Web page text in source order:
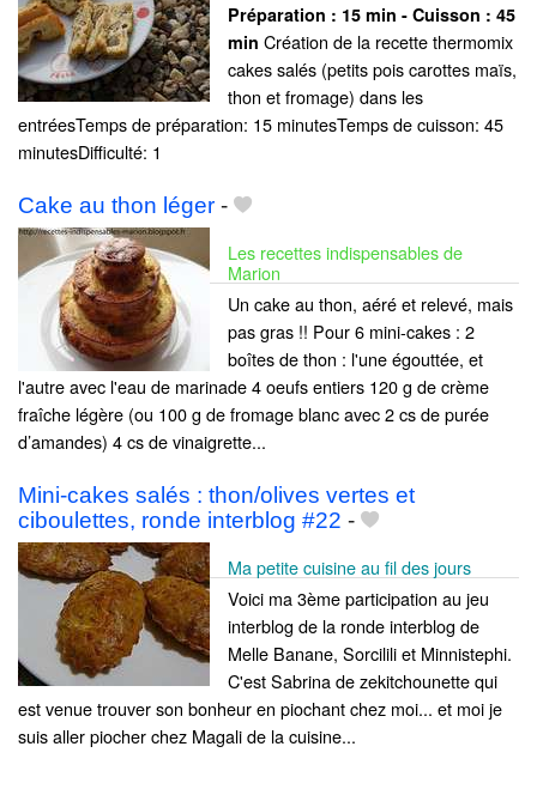
Préparation : 15 min - Cuisson : 45
min Création de la recette thermomix
cakes salés (petits pois carottes maïs,
thon et fromage) dans les
entréesTemps de préparation: 15 minutesTemps de cuisson: 45
minutesDifficulté: 1
Cake au thon léger -
Les recettes indispensables de
Marion
Un cake au thon, aéré et relevé, mais
pas gras !! Pour 6 mini-cakes : 2
boîtes de thon : l'une égouttée, et
l'autre avec l'eau de marinade 4 oeufs entiers 120 g de crème
fraîche légère (ou 100 g de fromage blanc avec 2 cs de purée
d’amandes) 4 cs de vinaigrette...
Mini-cakes salés : thon/olives vertes et
ciboulettes, ronde interblog #22 -
Ma petite cuisine au fil des jours
Voici ma 3ème participation au jeu
interblog de la ronde interblog de
Melle Banane, Sorcilili et Minnistephi.
C'est Sabrina de zekitchounette qui
est venue trouver son bonheur en piochant chez moi... et moi je
suis aller piocher chez Magali de la cuisine...